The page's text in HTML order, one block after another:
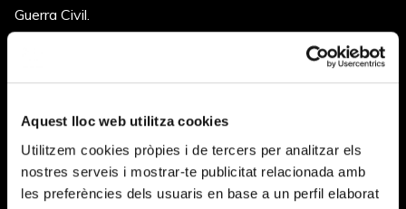
Aquest lloc web utilitza cookies
Utilitzem cookies pròpies i de tercers per analitzar els
nostres serveis i mostrar-te publicitat relacionada amb
les preferències dels usuaris en base a un perfil elaborat
Guerra Civil.
Hi ha dos relats que interactuen en aquesta
pel·lícula: el que va passar en el passat té
ressò en el present en forma de ferida